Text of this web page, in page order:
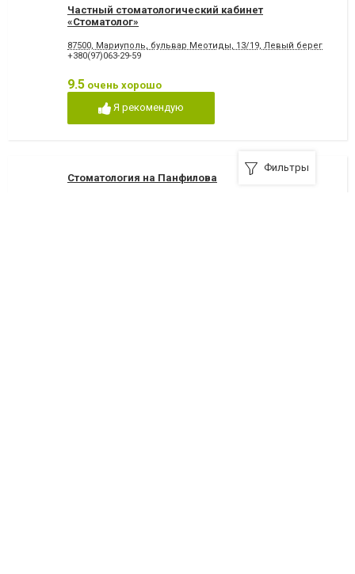
Частный стоматологический кабинет
«Стоматолог»
87500, Мариуполь, бульвар Меотиды, 13/19, Левый берег
+380(97)063-29-59
9.5 очень хорошо
Я рекомендую
Стоматология на Панфилова
Фильтры